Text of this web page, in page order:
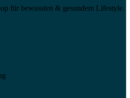
für bewussten & gesundem Lifestyle.